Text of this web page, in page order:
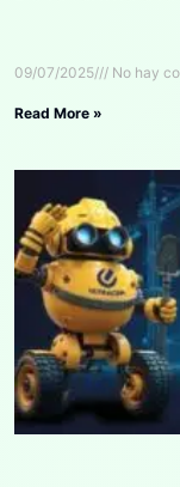
09/07/2025 No hay
Read More »